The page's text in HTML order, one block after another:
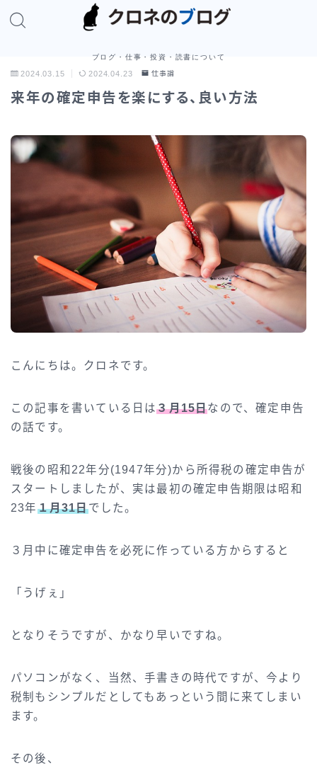
ブログ・仕事・投資・読書について
2024.03.15 2024.04.23 仕事論
来年の確定申告を楽にする、良い方法
こんにちは。クロネです。
この記事を書いている日は３月15日なので、確定申告
の話です。
戦後の昭和22年分(1947年分)から所得税の確定申告が
スタートしましたが、実は最初の確定申告期限は昭和
23年１月31日でした。
３月中に確定申告を必死に作っている方からすると
「うげぇ」
となりそうですが、かなり早いですね。
パソコンがなく、当然、手書きの時代ですが、今より
税制もシンプルだとしてもあっという間に来てしまい
ます。
その後、